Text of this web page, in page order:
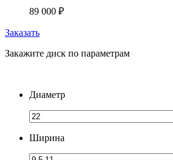
89 000 ₽
Заказать
Закажите диск по параметрам
Диаметр
Ширина